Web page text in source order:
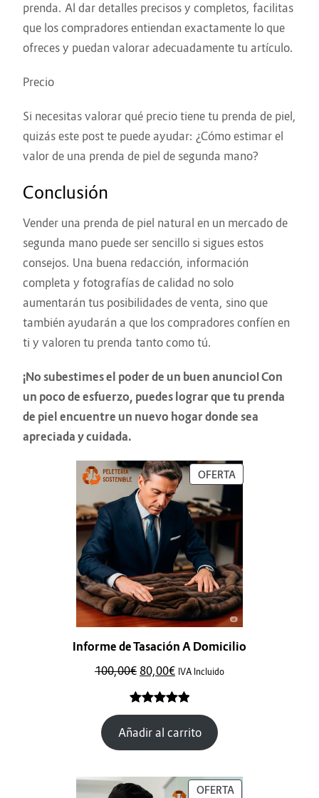
prenda. Al dar detalles precisos y completos, facilitas
que los compradores entiendan exactamente lo que
ofreces y puedan valorar adecuadamente tu artículo.
Precio
Si necesitas valorar qué precio tiene tu prenda de piel,
quizás este post te puede ayudar: ¿Cómo estimar el
valor de una prenda de piel de segunda mano?
Conclusión
Vender una prenda de piel natural en un mercado de
segunda mano puede ser sencillo si sigues estos
consejos. Una buena redacción, información
completa y fotografías de calidad no solo
aumentarán tus posibilidades de venta, sino que
también ayudarán a que los compradores confíen en
ti y valoren tu prenda tanto como tú.
¡No subestimes el poder de un buen anuncio! Con
un poco de esfuerzo, puedes lograr que tu prenda
de piel encuentre un nuevo hogar donde sea
apreciada y cuidada.
OFERTA
Informe de Tasación A Domicilio
100,00€ 80,00€ IVA Incluido
Valorado
con5.00de
5 en base
1
de un
Añadir al carrito
OFERTA